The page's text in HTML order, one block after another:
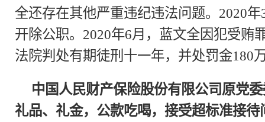
全还存在其他严重违纪违法问题。2020
开除公职。2020年6月，蓝文全因犯受贿
法院判处有期徒刑十一年，并处罚金180
中国人民财产保险股份有限公司原党
礼品、礼金，公款吃喝，接受超标准接待